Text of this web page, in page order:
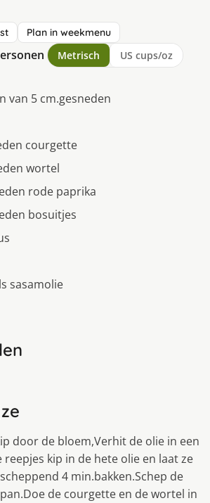
Plan in weekmenu
Metrisch US cups/oz
van 5 cm.gesneden
courgette
wortel
rode paprika
bosuitjes
sasamolie
door de bloem,Verhit de olie in een
kip in de hete olie en laat ze
4 min.bakken.Schep de
de courgette en de wortel in